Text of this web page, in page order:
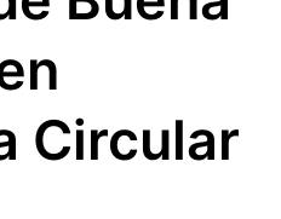
Circular